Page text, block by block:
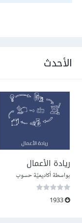
الأحدث
ريادة الأعمال
بواسطة أكاديميّة حسوب